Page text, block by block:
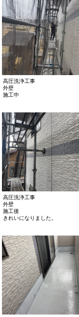
高圧洗浄工事
外壁
施工中
高圧洗浄工事
外壁
施工後
きれいになりました。